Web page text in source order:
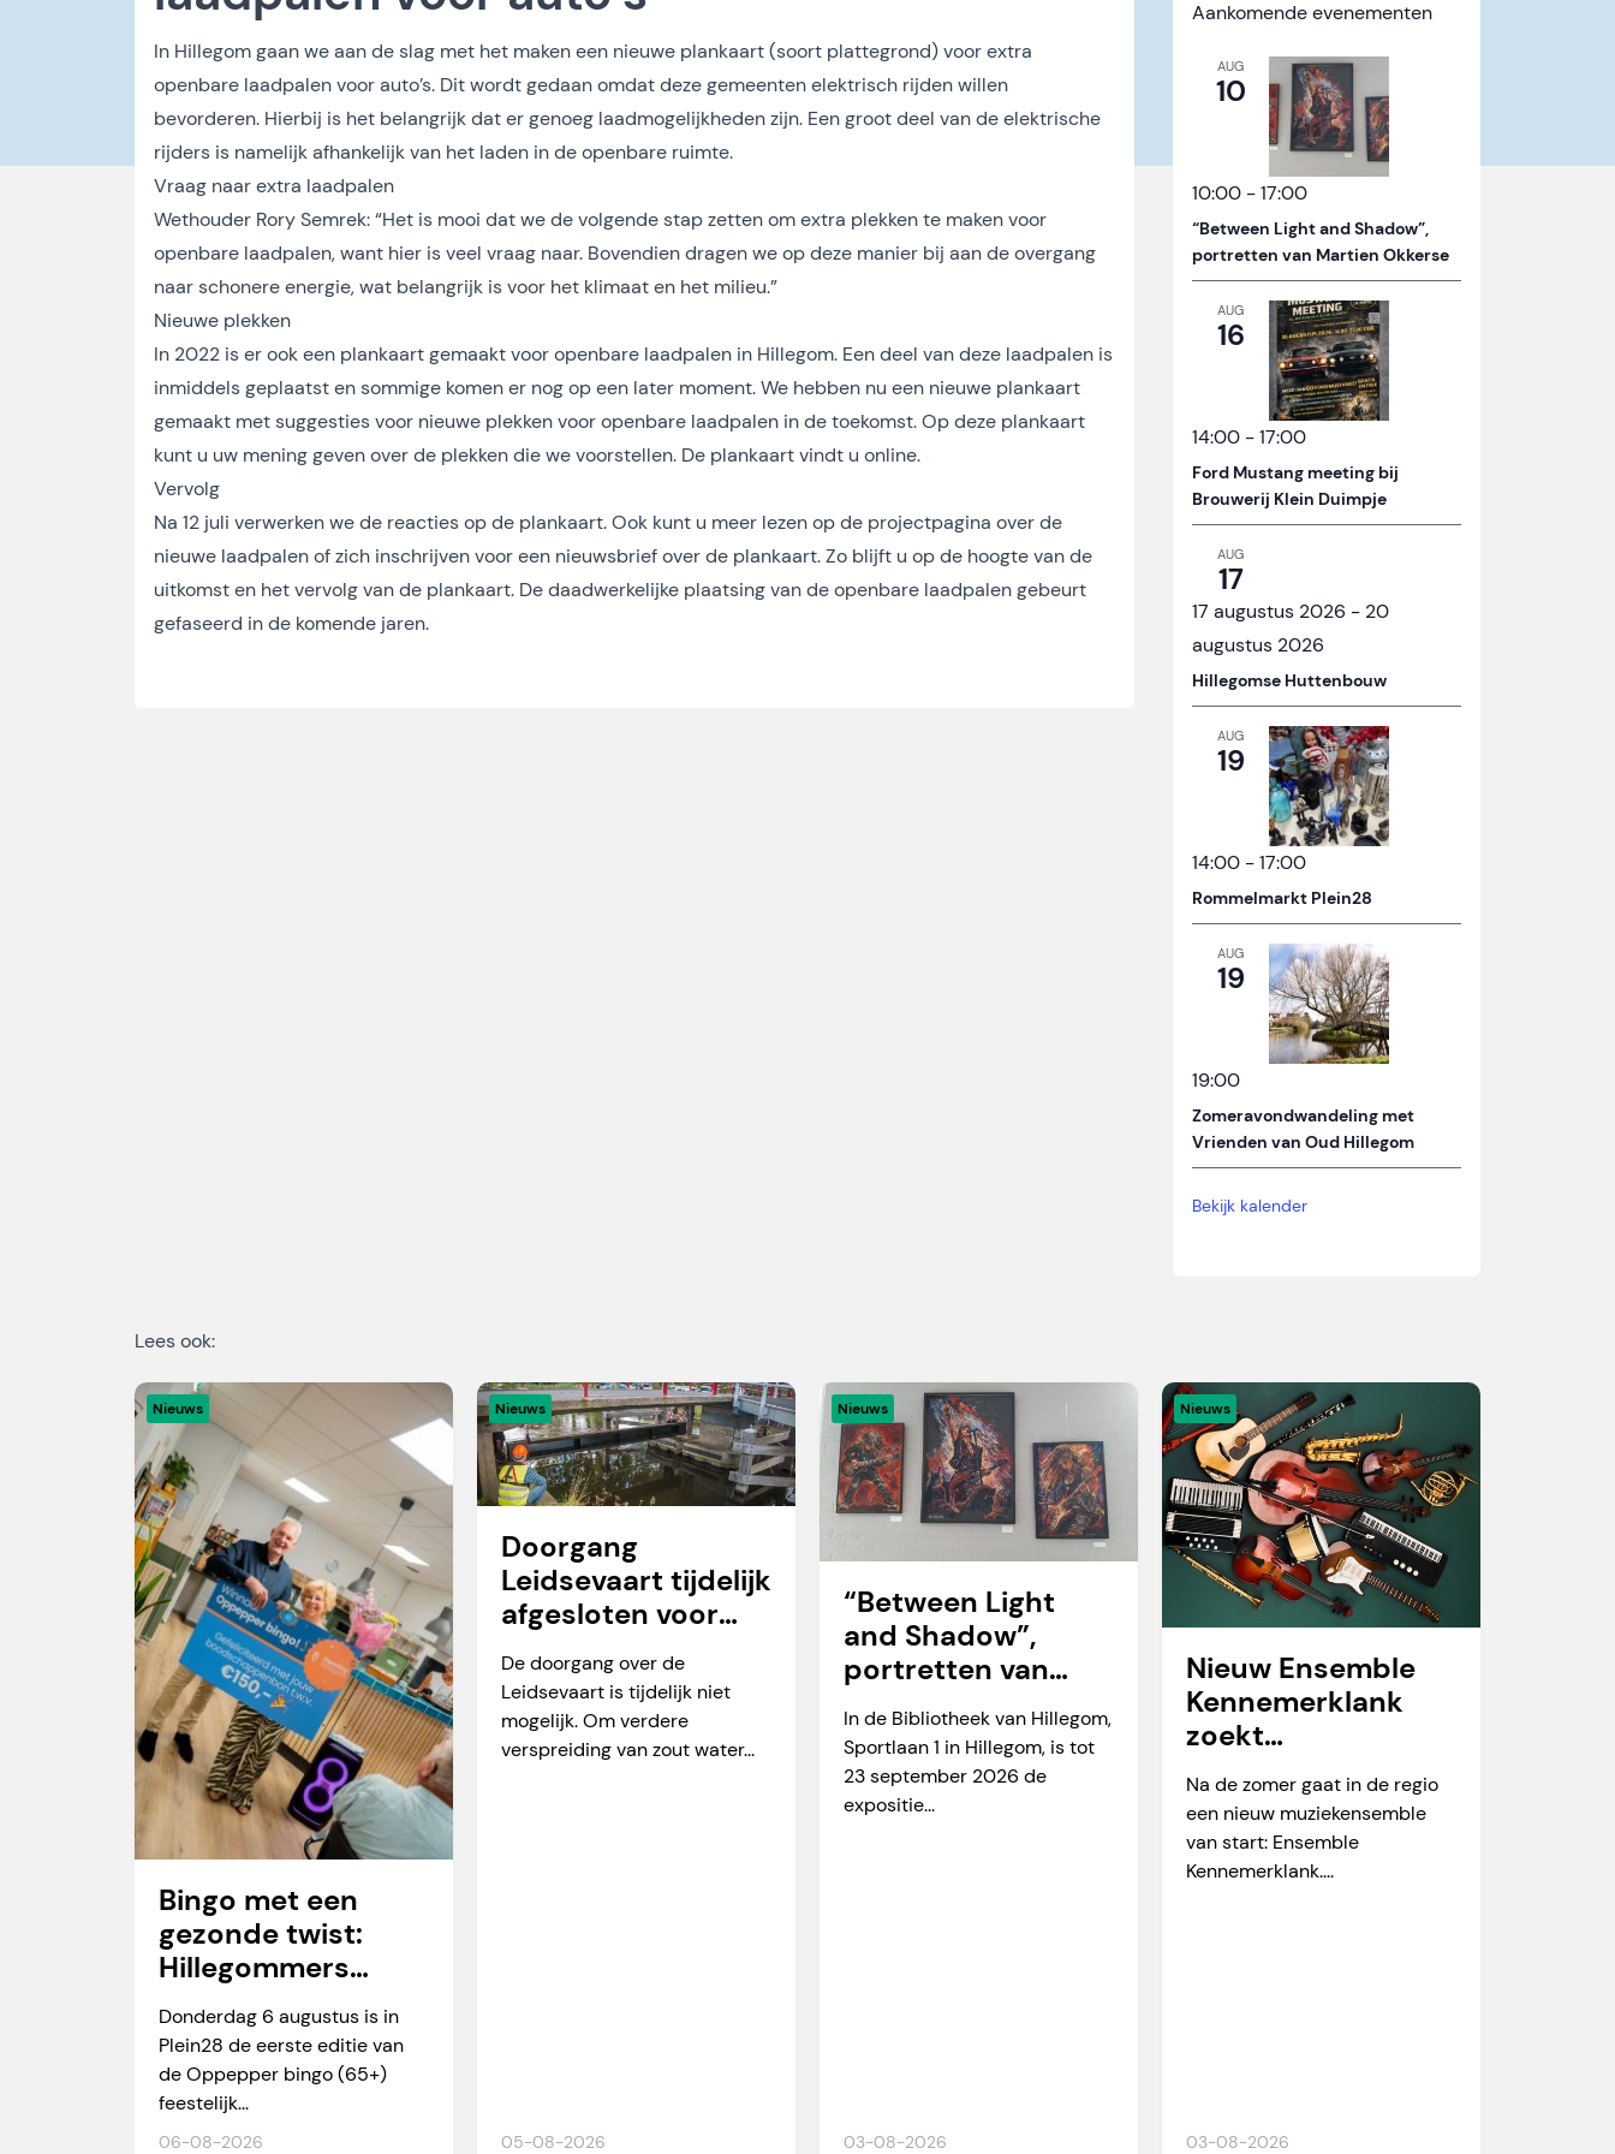
In Hillegom gaan we aan de slag met het maken een nieuwe plankaart (soort plattegrond) voor extra
openbare laadpalen voor auto’s. Dit wordt gedaan omdat deze gemeenten elektrisch rijden willen
bevorderen. Hierbij is het belangrijk dat er genoeg laadmogelijkheden zijn. Een groot deel van de elektrische
rijders is namelijk afhankelijk van het laden in de openbare ruimte.
Vraag naar extra laadpalen
Wethouder Rory Semrek: “Het is mooi dat we de volgende stap zetten om extra plekken te maken voor
openbare laadpalen, want hier is veel vraag naar. Bovendien dragen we op deze manier bij aan de overgang
naar schonere energie, wat belangrijk is voor het klimaat en het milieu.”
Nieuwe plekken
In 2022 is er ook een plankaart gemaakt voor openbare laadpalen in Hillegom. Een deel van deze laadpalen is
inmiddels geplaatst en sommige komen er nog op een later moment. We hebben nu een nieuwe plankaart
gemaakt met suggesties voor nieuwe plekken voor openbare laadpalen in de toekomst. Op deze plankaart
kunt u uw mening geven over de plekken die we voorstellen. De plankaart vindt u online.
Vervolg
Na 12 juli verwerken we de reacties op de plankaart. Ook kunt u meer lezen opde projectpagina over de
nieuwe laadpalenof zich inschrijven voor een nieuwsbrief over de plankaart. Zo blijft u op de hoogte van de
uitkomst en het vervolg van de plankaart. De daadwerkelijke plaatsing van de openbare laadpalen gebeurt
gefaseerd in de komende jaren.
Aankomende evenementen
AUG
10
10:00 -17:00
“Between Light and Shadow”,
portretten van Martien Okkerse
AUG
16
14:00 -17:00
Ford Mustang meeting bij
Brouwerij Klein Duimpje
AUG
17
17 augustus 2026 - 20
augustus 2026
Hillegomse Huttenbouw
AUG
19
14:00 -17:00
Rommelmarkt Plein28
AUG
19
19:00
Zomeravondwandeling met
Vrienden van Oud Hillegom
Bekijk kalender
Lees ook:
Nieuws
06-08-2026
Bingo met een
gezonde twist:
Hillegommers
winnen meer dan
alleen een prijs
Donderdag 6 augustus is in
Plein28 de eerste editie van
de Oppepper bingo (65+)
feestelijk...
Nieuws
05-08-2026
Doorgang
Leidsevaart tijdelijk
afgesloten voor
vaarverkeer
De doorgang over de
Leidsevaart is tijdelijk niet
mogelijk. Om verdere
verspreiding van zout water...
Nieuws
03-08-2026
“Between Light
and Shadow”,
portretten van
Martien Okkerse
In de Bibliotheek van Hillegom,
Sportlaan 1 in Hillegom, is tot
23 september 2026 de
expositie...
Nieuws
03-08-2026
Nieuw Ensemble
Kennemerklank
zoekt
amateurmuzikante
n
Na de zomer gaat in de regio
een nieuw muziekensemble
van start: Ensemble
Kennemerklank....